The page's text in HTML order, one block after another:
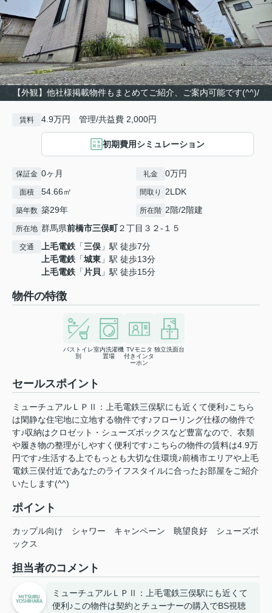
【外観】他社様掲載物件もまとめてご紹介、ご案内可能です(^^)/
賃料 4.9万円 管理/共益費 2,000円
初期費用シミュレーション
保証金 0ヶ月 礼金 0万円
面積 54.66㎡ 間取り 2LDK
築年数 築29年 所在階 2階/2階建
所在地 群馬県前橋市三俣町２丁目３２-１５
交通 上毛電鉄 「三俣 」駅 徒歩7分
上毛電鉄 「城東 」駅 徒歩13分
上毛電鉄 「片貝 」駅 徒歩15分
物件の特徴
バストイレ
別
室内洗濯機
置場
TVモニタ
付きインタ
ーホン
独立洗面台
セールスポイント
ミューチュアルＬＰⅡ：上毛電鉄三俣駅にも近くて便利♪こちら
は閑静な住宅地に立地する物件です♪フローリング仕様の物件で
す♪収納はクロゼット・シューズボックスなど豊富なので、衣類
や履き物の整理がしやすく便利です♪こちらの物件の賃料は4.9万
円です♪生活する上でもっとも大切な住環境♪前橋市エリアや上毛
電鉄三俣付近であなたのライフスタイルに合ったお部屋をご紹介
いたします(^^)
ポイント
カップル向け シャワー キャンペーン 眺望良好
シューズボ
ックス
担当者のコメント
ミューチュアルＬＰⅡ：上毛電鉄三俣駅にも近くて
便利♪この物件は契約とチューナーの購入でBS視聴